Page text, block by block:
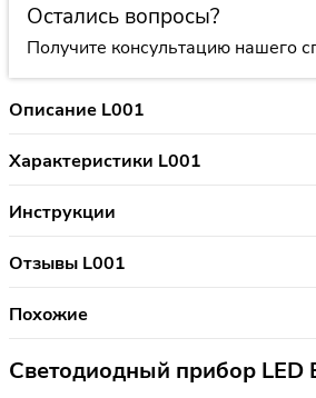
Остались вопросы?
Получите консультацию нашего
Описание L001
Характеристики L001
Инструкции
Отзывы L001
Похожие
Светодиодный прибор LED